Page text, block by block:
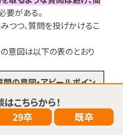
検索結果：0件
検索
こちらから！
29卒 既卒
要がある。
つつ、質問を投げかけるこ
意図は以下の表のとおり
問の意図・アピールポイン
自分が目指すべき人物像を理